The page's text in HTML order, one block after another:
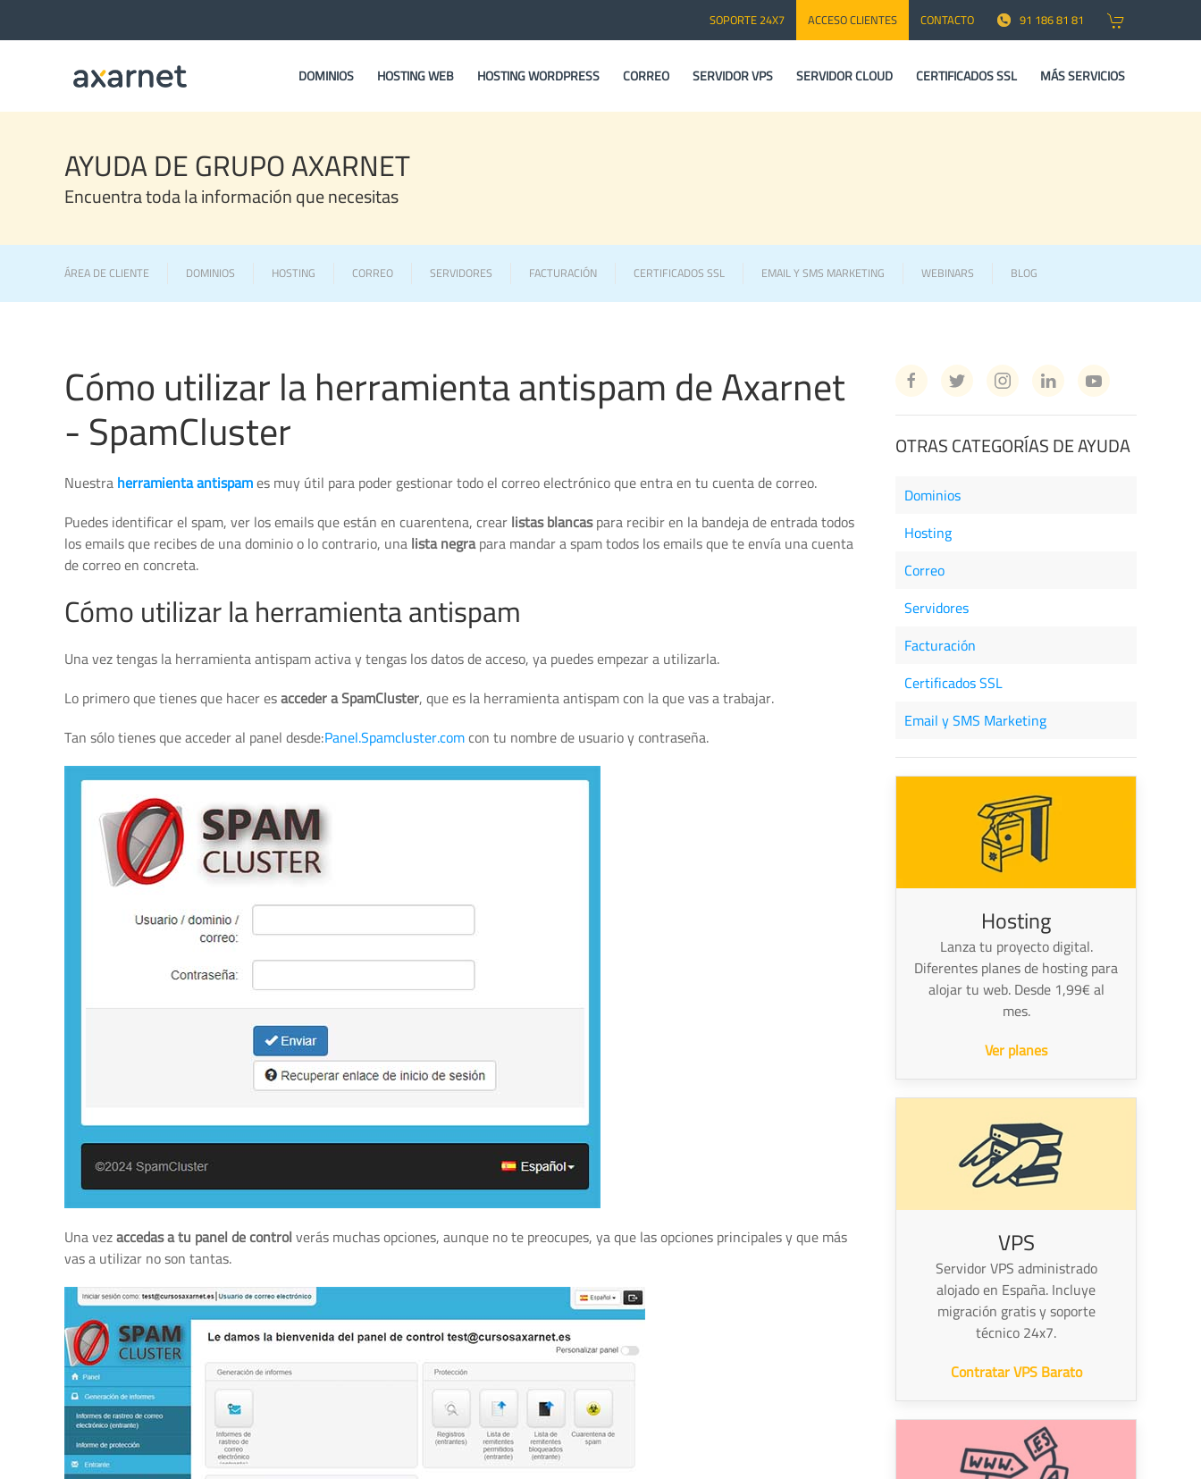
SOPORTE 24X7 ACCESO CLIENTES CONTACTO 91 186 81 81
DOMINIOS HOSTING WEB HOSTING WORDPRESS CORREO SERVIDOR VPS SERVIDOR CLOUD CERTIFICADOS SSL MÁS SERVICIOS
AYUDA DE GRUPO AXARNET
Encuentra toda la información que necesitas
ÁREA DE CLIENTE DOMINIOS HOSTING CORREO SERVIDORES FACTURACIÓN CERTIFICADOS SSL EMAIL Y SMS MARKETING WEBINARS BLOG
Cómo utilizar la herramienta antispam de Axarnet
- SpamCluster
Nuestraherramienta antispames muy útil para poder gestionar todo el correo electrónico que entra en tu cuenta de correo.
Puedes identificar el spam, ver los emails que están en cuarentena, crearlistas blancaspara recibir en la bandeja de entrada todos
los emails que recibes de una dominio o lo contrario, unalista negrapara mandar a spam todos los emails que te envía una cuenta
de correo en concreta.
Cómo utilizar la herramienta antispam
Una vez tengas la herramienta antispam activa y tengas los datos de acceso, ya puedes empezar a utilizarla.
Lo primero que tienes que hacer esacceder a SpamCluster, que es la herramienta antispam con la que vas a trabajar.
Tan sólo tienes que acceder al panel desde:Panel.Spamcluster.comcon tu nombre de usuario y contraseña.
Una vezaccedas a tu panel de controlverás muchas opciones, aunque no te preocupes, ya que las opciones principales y que más
vas a utilizar no son tantas.
OTRAS CATEGORÍAS DE AYUDA
Dominios
Hosting
Correo
Servidores
Facturación
Certificados SSL
Email y SMS Marketing
Hosting
Lanza tu proyecto digital.
Diferentes planes de hosting para
alojar tu web. Desde 1,99€ al
mes.
Ver planes
VPS
Servidor VPS administrado
alojado en España. Incluye
migración gratis y soporte
técnico 24x7.
Contratar VPS Barato